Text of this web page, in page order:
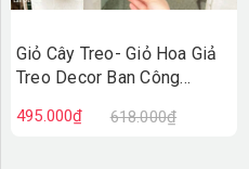
Giỏ Cây Treo- Giỏ Hoa Giả
Treo Decor Ban Công
495.000₫ 618.000₫